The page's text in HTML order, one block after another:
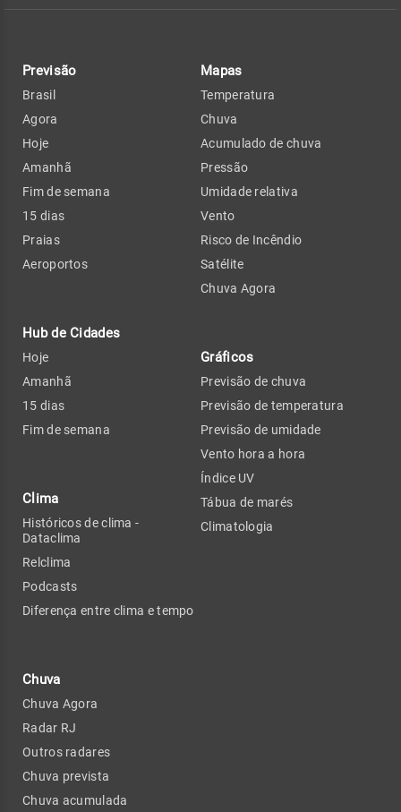
Previsão
Brasil
Agora
Hoje
Amanhã
Fim de semana
15 dias
Praias
Aeroportos
Hub de Cidades
Hoje
Amanhã
15 dias
Fim de semana
Clima
Históricos de clima -
Dataclima
Relclima
Podcasts
Diferença entre clima e tempo
Chuva
Chuva Agora
Radar RJ
Outros radares
Chuva prevista
Chuva acumulada
Mapas
Temperatura
Chuva
Acumulado de chuva
Pressão
Umidade relativa
Vento
Risco de Incêndio
Satélite
Chuva Agora
Gráficos
Previsão de chuva
Previsão de temperatura
Previsão de umidade
Vento hora a hora
Índice UV
Tábua de marés
Climatologia